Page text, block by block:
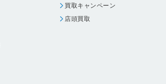
買取キャンペーン
店頭買取